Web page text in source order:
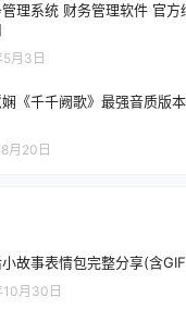
管理系统 财务管理软件 官
月3日
娴《千千阙歌》最强音质版
月20日
故事表情包完整分享(含
10月30日